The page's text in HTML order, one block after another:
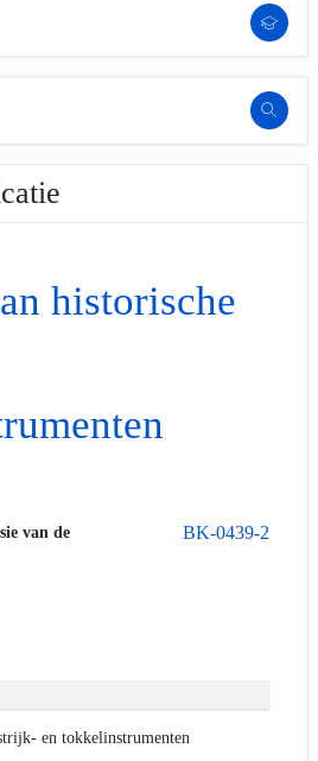
historische
BK-0439-2
van de
en tokkelinstrumenten